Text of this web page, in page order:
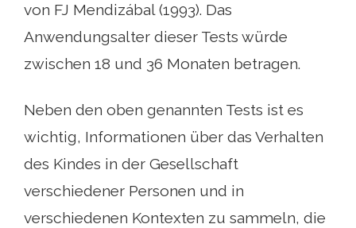
von FJ Mendizábal (1993). Das
Anwendungsalter dieser Tests würde
zwischen 18 und 36 Monaten betragen.
Neben den oben genannten Tests ist es
wichtig, Informationen über das Verhalten
des Kindes in der Gesellschaft
verschiedener Personen und in
verschiedenen Kontexten zu sammeln, die